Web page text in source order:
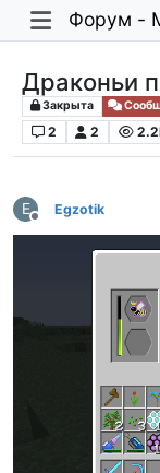
Форум -
Драконьи
Закрыта
2 2
E
Не в сети
Egzotik